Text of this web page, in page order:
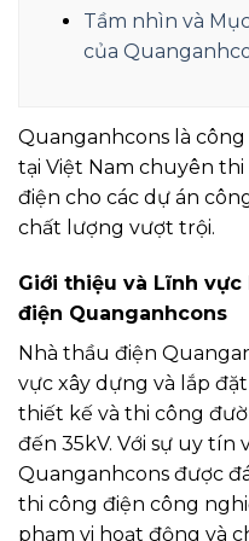
Tầm nhìn và
của
Quanganhcons là
tại Việt Nam chuyên
điện cho các dự án
chất lượng vượt trội.
Giới thiệu và Lĩnh
điện Quanganhcons
Nhà thầu điện
vực xây dựng và lắp
thiết kế và thi công
đến 35kV. Với sự uy tín
Quanganhcons được
thi công điện công
phạm vi hoạt động và